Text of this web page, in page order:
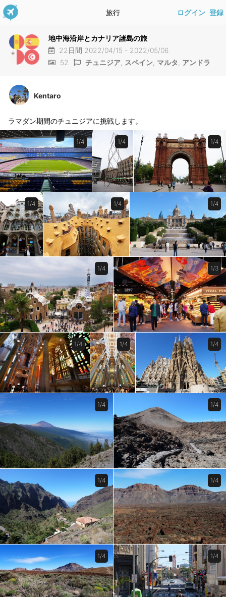
旅行 ログイン 登録
地中海沿岸とカナリア諸島の旅
22日間 2022/04/15 - 2022/05/06
52
チュニジア スペイン マルタ アンドラ
Kentaro
ラマダン期間のチュニジアに挑戦します。
1/4 1/4 1/4
1/4 1/4 1/4
1/4 1/3
1/4 1/4 1/4
1/4 1/4
1/4 1/4
1/4 1/4